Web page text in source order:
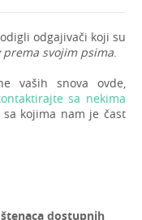
odgajivači koji su
svojim psima.
vaših snova ovde,
sa nekima
sa kojima nam je čast
dostupnih